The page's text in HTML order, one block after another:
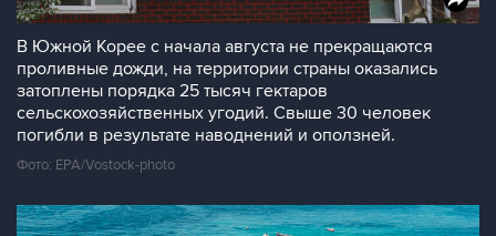
В Южной Корее с начала августа не прекращаются
проливные дожди, на территории страны оказались
затоплены порядка 25 тысяч гектаров
сельскохозяйственных угодий. Свыше 30 человек
погибли в результате наводнений и оползней.
Фото: EPA/Vostock-photo